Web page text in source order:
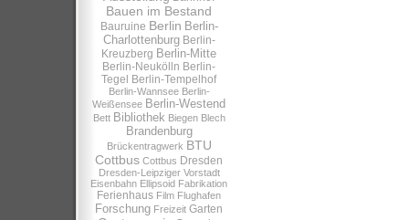
Bauen im Bestand
Bauruine Berlin Berlin-
Charlottenburg Berlin-
Kreuzberg Berlin-Mitte
Berlin-Neukölln Berlin-
Tegel
Berlin-Tempelhof
Berlin-Wannsee Berlin-
Weißensee Berlin-Westend
Bett Bibliothek Biegen Blech
Brandenburg
Brückentragwerk BTU
Cottbus Cottbus Dresden
Dresden-Leipziger Vorstadt
Eisenbahn Ellipsoid Fabrikation
Ferienhaus Film Flughafen
Forschung Freizeit Garten